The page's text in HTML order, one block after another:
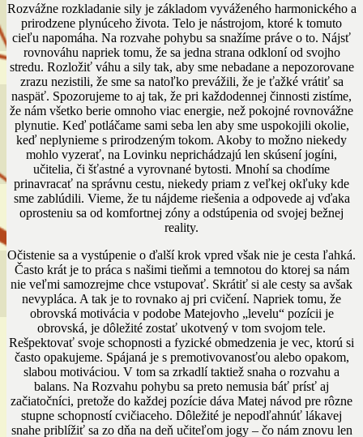
Rozvážne rozkladanie sily je základom vyváženého harmonického a
prirodzene plynúceho života. Telo je nástrojom, ktoré k tomuto
cieľu napomáha. Na rozvahe pohybu sa snažíme práve o to. Nájsť
rovnováhu napriek tomu, že sa jedna strana odkloní od svojho
stredu. Rozložiť váhu a sily tak, aby sme nebadane a nepozorovane
zrazu nezistili, že sme sa natoľko prevážili, že je ťažké vrátiť sa
naspäť. Spozorujeme to aj tak, že pri každodennej činnosti zistíme,
že nám všetko berie omnoho viac energie, než pokojné rovnovážne
plynutie. Keď potláčame sami seba len aby sme uspokojili okolie,
keď neplynieme s prirodzeným tokom. Akoby to možno niekedy
mohlo vyzerať, na Lovinku neprichádzajú len skúsení jogíni,
učitelia, či šťastné a vyrovnané bytosti. Mnohí sa chodíme
prinavracať na správnu cestu, niekedy priam z veľkej okľuky kde
sme zablúdili. Vieme, že tu nájdeme riešenia a odpovede aj vďaka
oprosteniu sa od komfortnej zóny a odstúpenia od svojej bežnej
reality.
Očistenie sa a vystúpenie o ďalší krok vpred však nie je cesta ľahká.
Často krát je to práca s našimi tieňmi a temnotou do ktorej sa nám
nie veľmi samozrejme chce vstupovať. Skrátiť si ale cesty sa avšak
nevypláca. A tak je to rovnako aj pri cvičení. Napriek tomu, že
obrovská motivácia v podobe Matejovho „levelu“ pozícii je
obrovská, je dôležité zostať ukotvený v tom svojom tele.
Rešpektovať svoje schopnosti a fyzické obmedzenia je vec, ktorú si
často opakujeme. Spájaná je s premotivovanosťou alebo opakom,
slabou motiváciou. V tom sa zrkadlí taktiež snaha o rozvahu a
balans. Na Rozvahu pohybu sa preto nemusia báť prísť aj
začiatočníci, pretože do každej pozície dáva Matej návod pre rôzne
stupne schopností cvičiaceho. Dôležité je nepodľahnúť lákavej
snahe priblížiť sa zo dňa na deň učiteľom jogy – čo nám znovu len